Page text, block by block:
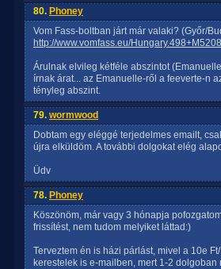
80. Phoney
Vom Fass-boltban járt már valaki? (Győr/
http://www.vomfass.eu/
Árulnak elvileg kétféle abszintot
írnak árat... az Emanuelle-ről a feeverte-n
tényleg abszint.
79. wormwood
Dobtam egy eléggé terjedelmes emailt,
újra elküldöm. A további dolgokat elég
Üdv
78. Phoney
Köszönöm, már vagy 3 hónapja
frissítést, nem tudom melyiket láttad:)
Terveztem én is házi párlást, mivel a 10e
kerestelek is e-mailben, mert 1-2 dolgoban